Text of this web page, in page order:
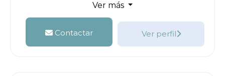
Ver más
Contactar Ver perfil